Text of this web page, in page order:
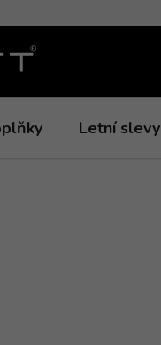
Letní slevy